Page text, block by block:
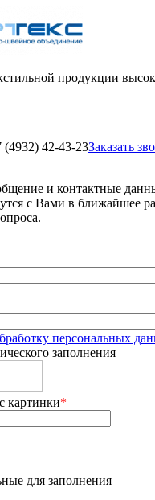
продукции
(4932) 42-43-23Заказать
и контактные
с Вами в ближайшее
персональных
заполнения
картинки*
для заполнения